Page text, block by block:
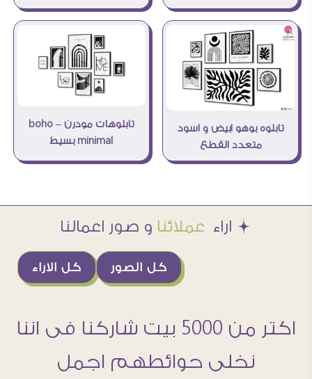
تابلوه بوهو ابيض و اسود
متعدد القطع
تابلوهات مودرن boho –
minimal بسيط
Æ اراء عملائنا و صور اعمالنا
كل الاراء كل الصور
اكتر من 5000 بيت شاركنا فى اننا
نخلى حوائطهم اجمل